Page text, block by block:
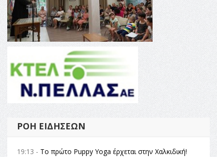
ΡΟΉ ΕΙΔΉΣΕΩΝ
19:13 - Το πρώτο Puppy Yoga έρχεται στην Χαλκιδική!